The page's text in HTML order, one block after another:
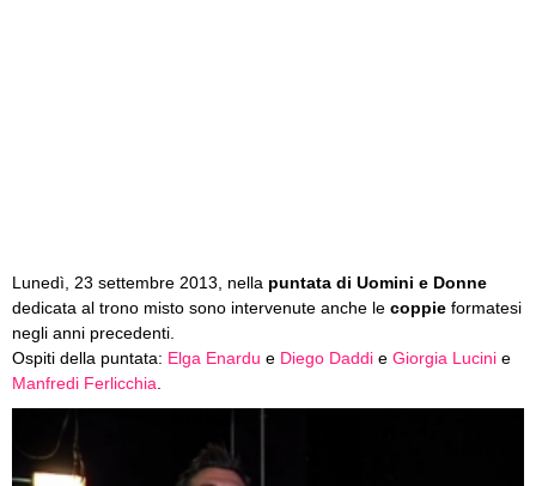
Lunedì, 23 settembre 2013, nella puntata di Uomini e Donne
dedicata al trono misto sono intervenute anche le coppie formatesi
negli anni precedenti.
Ospiti della puntata: Elga Enardu e Diego Daddi e Giorgia Lucini e
Manfredi Ferlicchia